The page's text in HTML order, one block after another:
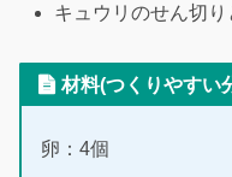
キュウリのせん切り
材料(つくりやすい
卵：4個